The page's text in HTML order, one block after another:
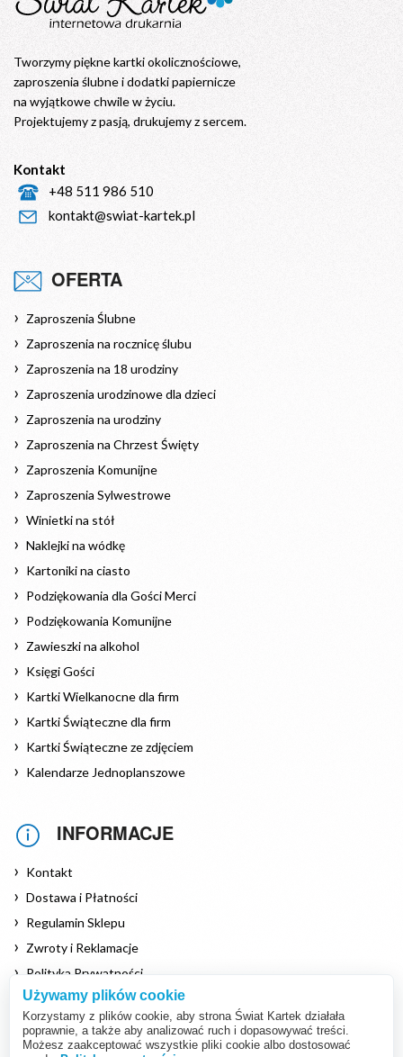
Tworzymy piękne kartki okolicznościowe,
zaproszenia ślubne i dodatki papiernicze
na wyjątkowe chwile w życiu.
Projektujemy z pasją, drukujemy z sercem.
Kontakt
+48 511 986 510
kontakt@swiat-kartek.pl
OFERTA
Zaproszenia Ślubne
Zaproszenia na rocznicę ślubu
Zaproszenia na 18 urodziny
Zaproszenia urodzinowe dla dzieci
Zaproszenia na urodziny
Zaproszenia na Chrzest Święty
Zaproszenia Komunijne
Zaproszenia Sylwestrowe
Winietki na stół
Naklejki na wódkę
Kartoniki na ciasto
Podziękowania dla Gości Merci
Podziękowania Komunijne
Zawieszki na alkohol
Księgi Gości
Kartki Wielkanocne dla firm
Kartki Świąteczne dla firm
Kartki Świąteczne ze zdjęciem
Kalendarze Jednoplanszowe
INFORMACJE
Kontakt
Dostawa i Płatności
Regulamin Sklepu
Zwroty i Reklamacje
Polityka Prywatności
Polityka Cookies
Używamy plików cookie
Korzystamy z plików cookie, aby strona Świat Kartek działała
poprawnie, a także aby analizować ruch i dopasowywać treści.
Możesz zaakceptować wszystkie pliki cookie albo dostosować